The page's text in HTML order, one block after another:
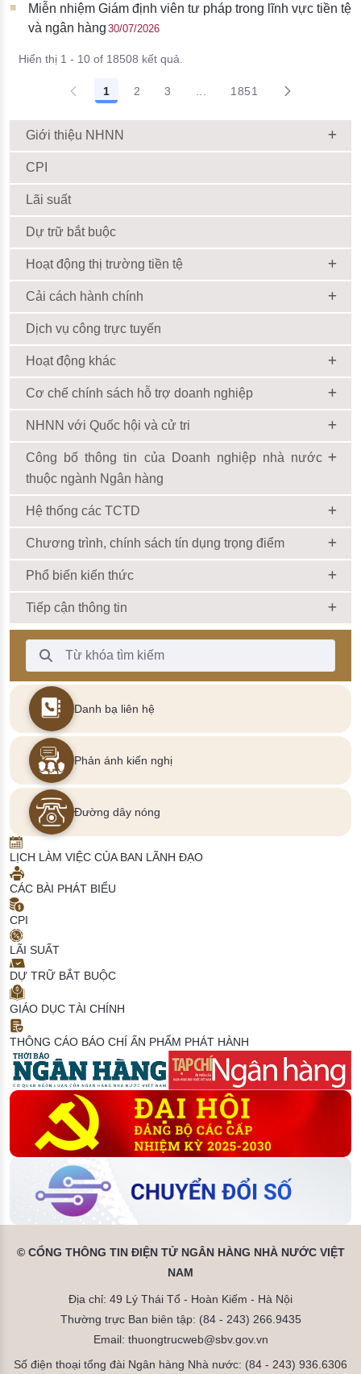
Miễn nhiệm Giám định viên tư pháp trong lĩnh vực tiền tệ
và ngân hàng 30/07/2026
Hiển thị 1 - 10 of 18508 kết quả.
1 2 3 1851
Giới thiệu NHNN
CPI
Lãi suất
Dự trữ bắt buộc
Hoạt động thị trường tiền tệ
Cải cách hành chính
Dịch vụ công trực tuyến
Hoạt động khác
Cơ chế chính sách hỗ trợ doanh nghiệp
NHNN với Quốc hội và cử tri
Công bố thông tin của Doanh nghiệp nhà nước
thuộc ngành Ngân hàng
Hệ thống các TCTD
Chương trình, chính sách tín dụng trọng điểm
Phổ biến kiến thức
Tiếp cận thông tin
Thanh Tìm kiếm
Danh bạ liên hệ
Phản ánh kiến nghị
Đường dây nóng
LỊCH LÀM VIỆC CỦA BAN LÃNH ĐẠO
CÁC BÀI PHÁT BIỂU
CPI
LÃI SUẤT
DỰ TRỮ BẮT BUỘC
GIÁO DỤC TÀI CHÍNH
THÔNG CÁO BÁO CHÍ ẤN PHẨM PHÁT HÀNH
© CỔNG THÔNG TIN ĐIỆN TỬ NGÂN HÀNG NHÀ NƯỚC VIỆT
NAM
Địa chỉ: 49 Lý Thái Tổ - Hoàn Kiếm - Hà Nội
Thường trực Ban biên tập: (84 - 243) 266.9435
Email: thuongtrucweb@sbv.gov.vn
Số điện thoại tổng đài Ngân hàng Nhà nước: (84 - 243) 936.6306